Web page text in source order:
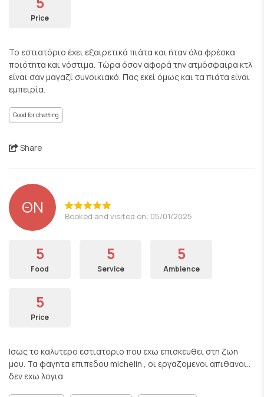
Price
Το εστιατόριο έχει εξαιρετικά πιάτα και ήταν όλα φρέσκα
ποιότητα και νόστιμα. Τώρα όσον αφορά την ατμόσφαιρα κτλ
είναι σαν μαγαζί συνοικιακό. Πας εκεί όμως και τα πιάτα είναι
εμπειρία.
Good for chatting
Share
ΘΝ Booked and visited on: 05/01/2025
5
Food
5
Service
5
Ambience
5
Price
Ισως το καλυτερο εστιατοριο που εχω επισκευθει στη ζωη
μου. Τα φαγητα επιπεδου michelin , οι εργαζομενοι απιθανοι..
δεν εχω λογια